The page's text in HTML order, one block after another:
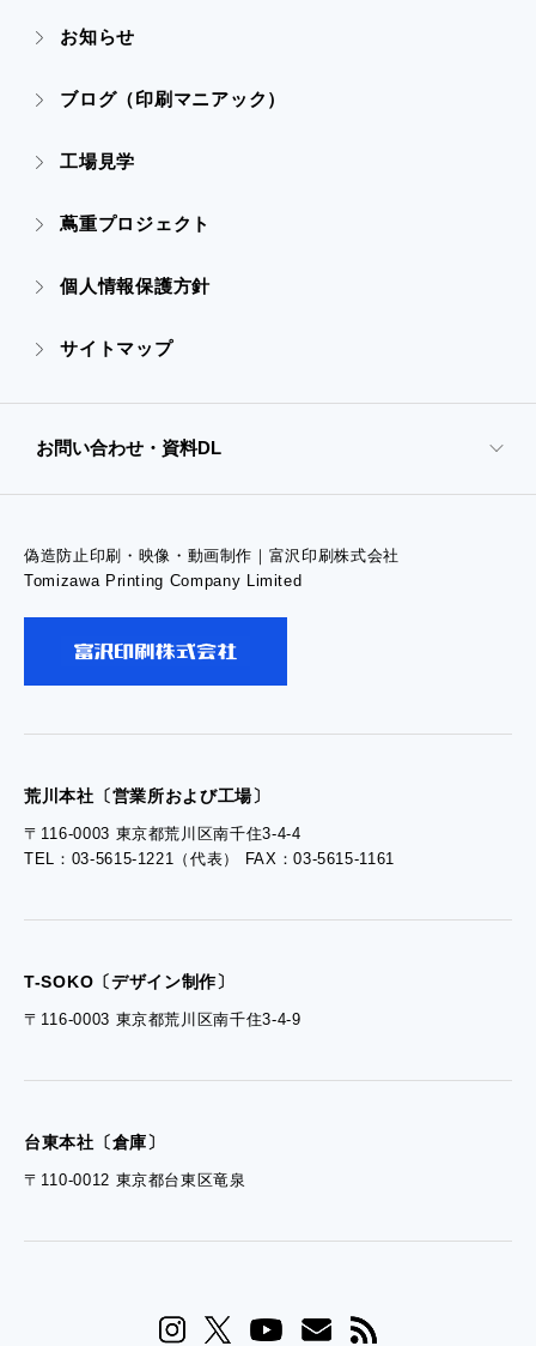
- 販促グッズ
- CSR活動
- ぎぞらーず
- デザイン
お知らせ
ブログ（印刷マニアック）
工場見学
蔦重プロジェクト
個人情報保護方針
サイトマップ
お問い合わせ・資料DL
- お問い合わせTOP
- お問い合わせ
- 採用お問い合わせ
偽造防止印刷・映像・動画制作｜富沢印刷株式会社
Tomizawa Printing Company Limited
荒川本社〔営業所および工場〕
〒116-0003 東京都荒川区南千住3-4-4
TEL：03-5615-1221（代表） FAX：03-5615-1161
T-SOKO〔デザイン制作〕
〒116-0003 東京都荒川区南千住3-4-9
台東本社〔倉庫〕
〒110-0012 東京都台東区竜泉